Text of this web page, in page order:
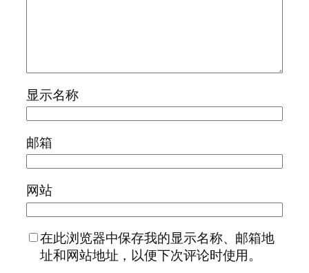
显示名称
邮箱
网站
在此浏览器中保存我的显示名称、邮箱地
址和网站地址，以便下次评论时使用。